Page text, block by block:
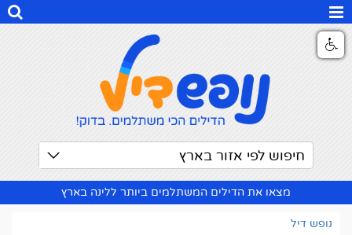
חיפוש לפי אזור בארץ
מצאו את הדילים המשתלמים ביותר ללינה בארץ
נופש דיל